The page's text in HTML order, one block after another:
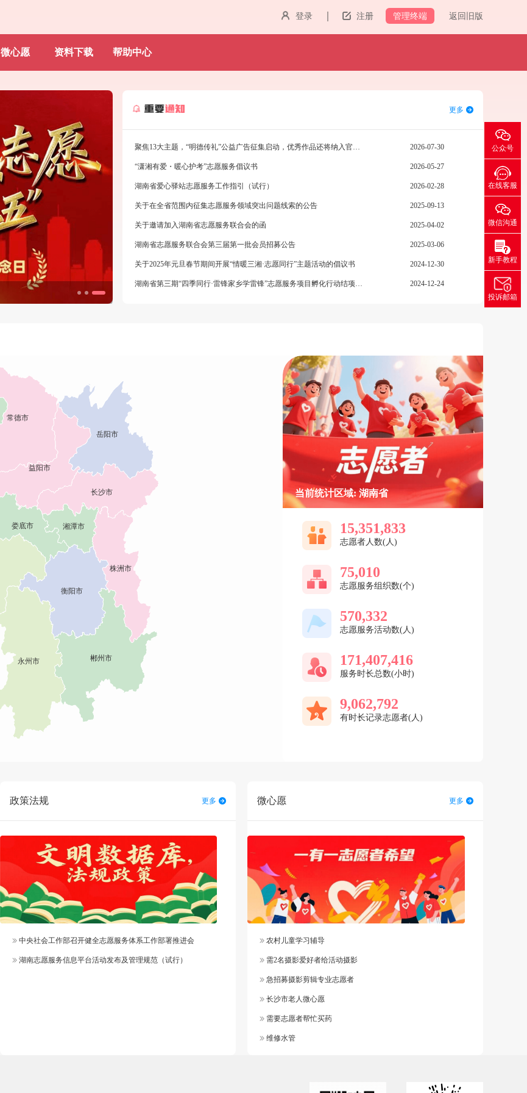
登录 注册 管理终端 返回旧版
微心愿 资料下载 帮助中心
更多
聚焦13大主题，“明德传礼”公益广告征集启动，优秀作品还将纳入官方作品库 2026-07-30
“潇湘有爱・暖心护考”志愿服务倡议书 2026-05-27
湖南省爱心驿站志愿服务工作指引（试行） 2026-02-28
关于在全省范围内征集志愿服务领域突出问题线索的公告 2025-09-13
关于邀请加入湖南省志愿服务联合会的函 2025-04-02
湖南省志愿服务联合会第三届第一批会员招募公告 2025-03-06
关于2025年元旦春节期间开展“情暖三湘·志愿同行”主题活动的倡议书 2024-12-30
湖南省第三期“四季同行·雷锋家乡学雷锋”志愿服务项目孵化行动结项评审结果公示 2024-12-24
当前统计区域: 湖南省
15,351,833
志愿者人数(人)
75,010
志愿服务组织数(个)
570,332
志愿服务活动数(人)
171,407,416
服务时长总数(小时)
9,062,792
有时长记录志愿者(人)
政策法规 更多
中央社会工作部召开健全志愿服务体系工作部署推进会
湖南志愿服务信息平台活动发布及管理规范（试行）
微心愿 更多
农村儿童学习辅导
需2名摄影爱好者给活动摄影
急招募摄影剪辑专业志愿者
长沙市老人微心愿
需要志愿者帮忙买药
维修水管
公众号
在线客服
微信沟通
新手教程
投诉邮箱